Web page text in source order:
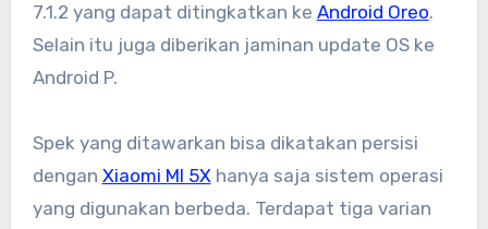
7.1.2 yang dapat ditingkatkan ke Android Oreo.
Selain itu juga diberikan jaminan update OS ke
Android P.
Spek yang ditawarkan bisa dikatakan persisi
dengan Xiaomi MI 5Xhanya saja sistem operasi
yang digunakan berbeda. Terdapat tiga varian